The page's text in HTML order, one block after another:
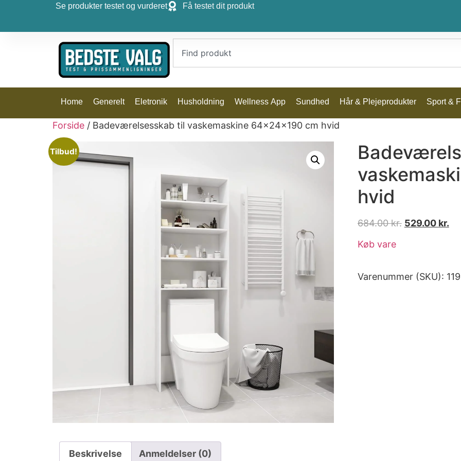
Se produkter testet og vurderet Få testet dit produkt
Home Generelt Eletronik Husholdning Wellness App Sundhed Hår & Plejeprodukter Sport &
Forside / Badeværelsesskab til vaskemaskine 64x24x190 cm hvid
Tilbud!
hvid
684.00kr. 529.00 kr.
Køb vare
Varenummer (SKU):
Beskrivelse Anmeldelser (0)